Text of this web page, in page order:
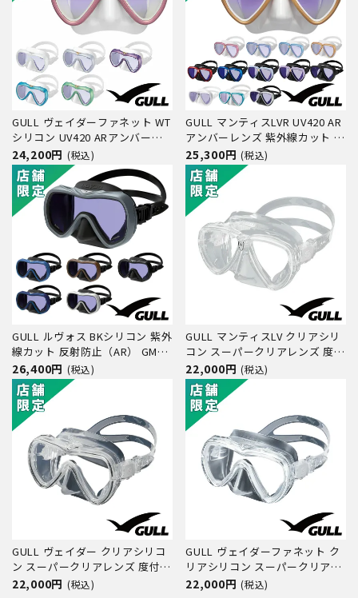
GULL ヴェイダーファネット WT
シリコン UV420 ARアンバーレ
ンズ 度付きレンズ（オーダー）
対応 GM-1297C ダイビング マス
ク
24,200円 (税込)
GULL マンティスLVR UV420 AR
アンバーレンズ 紫外線カット 度
付きレンズ対応 GM-1246B GM-
1247B ダイビング マスク
25,300円 (税込)
GULL ルヴォス BKシリコン 紫外
線カット 反射防止（AR） GM-
1248 ダイビング マスク
26,400円 (税込)
GULL マンティスLV クリアシリ
コン スーパークリアレンズ 度付
きレンズ対応 GM-1245C ダイビ
ング マスク
22,000円 (税込)
GULL ヴェイダー クリアシリコ
ン スーパークリアレンズ 度付き
レンズ（オーダー）対応 GM-
22,000円 (税込)
GULL ヴェイダーファネット ク
リアシリコン スーパークリアレ
ンズ 度付きレンズ（オーダー）
22,000円 (税込)